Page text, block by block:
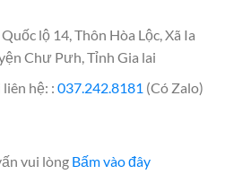
lộ 14, Thôn Hòa Lộc, Xã Ia
Chư Pưh, Tỉnh Gia lai
hệ: : 037.242.8181 (Có Zalo)
vui lòng Bấm vào đây